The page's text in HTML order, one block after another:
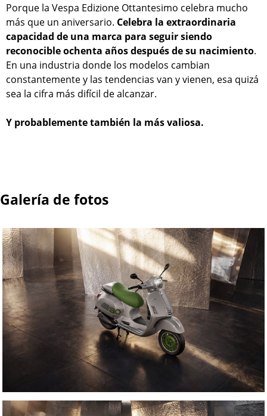
Porque la Vespa Edizione Ottantesimo celebra mucho
más que un aniversario. Celebra la extraordinaria
capacidad de una marca para seguir siendo
reconocible ochenta años después de su nacimiento.
En una industria donde los modelos cambian
constantemente y las tendencias van y vienen, esa quizá
sea la cifra más difícil de alcanzar.
Y probablemente también la más valiosa.
Galería de fotos